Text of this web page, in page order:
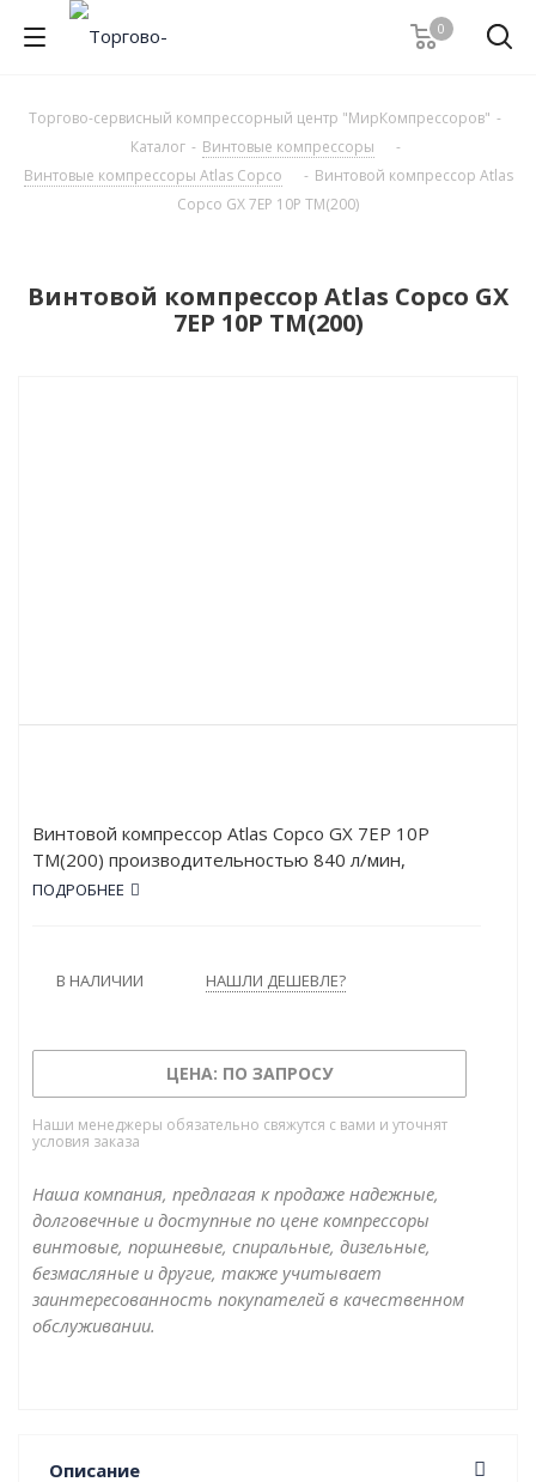
0
Торгово-сервисный компрессорный центр "МирКомпрессоров" -
Каталог - Винтовые компрессоры
-
Винтовые компрессоры Atlas Copco
- Винтовой компрессор Atlas
Copco GX 7EP 10P TM(200)
Винтовой компрессор Atlas Copco GX
7EP 10P TM(200)
Винтовой компрессор Atlas Copco GX 7EP 10P
TM(200) производительностью 840 л/мин,
рабочим давлением в 10 атм и мощностью в 7 кВт.
ПОДРОБНЕЕ
В НАЛИЧИИ НАШЛИ ДЕШЕВЛЕ?
ЦЕНА: ПО ЗАПРОСУ
Наши менеджеры обязательно свяжутся с вами и уточнят
условия заказа
Наша компания, предлагая к продаже надежные,
долговечные и доступные по цене компрессоры
винтовые, поршневые, спиральные, дизельные,
безмасляные и другие, также учитывает
заинтересованность покупателей в качественном
обслуживании.
Описание